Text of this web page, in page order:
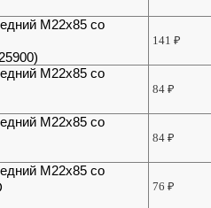
М22х85 со
141₽
М22х85 со
84₽
М22х85 со
84₽
М22х85 со
76₽